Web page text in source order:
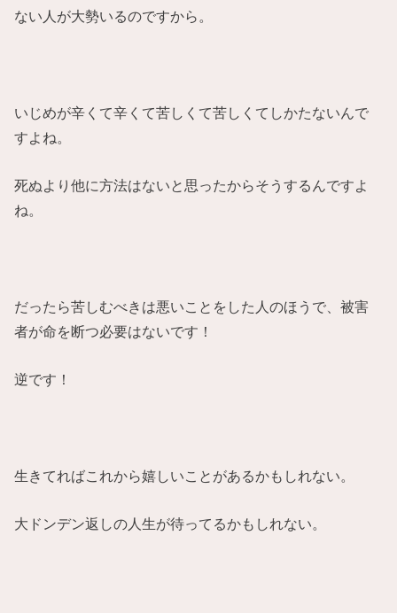
ない人が大勢いるのですから。
いじめが辛くて辛くて苦しくて苦しくてしかたないんで
すよね。
死ぬより他に方法はないと思ったからそうするんですよ
ね。
だったら苦しむべきは悪いことをした人のほうで、被害
者が命を断つ必要はないです！
逆です！
生きてればこれから嬉しいことがあるかもしれない。
大ドンデン返しの人生が待ってるかもしれない。